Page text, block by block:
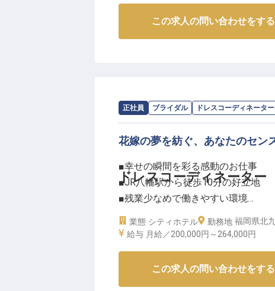
スコーディネーターを募集してい
望に沿ったプランニングまで、感
ブライダル業界に興味のある方、
当ホテルでは、ビジネスマナーやホ
ラムをご用意！英語研修もあるので
す！
福利厚生も充実しており、ベネフ
ございます！シフト制なので、プラ
素敵な仲間と共に、お客様の大切な
感性を活かしてみませんか？
※2025年09月08日時点の情報です
この求人の問い合わせをする
正社員 ブライダル ドレスコーディネーター
ドレスコーディネーター
求人情報：千草ホテル のドレスコーディ
花嫁の夢を紡ぐ、あなたのセン
■幸せの瞬間を彩る感動のお仕事
■JR八幡駅から徒歩10分の好立地
■残業少なめで働きやすい環境
■育休取得実績あり！長く働ける職場
結婚式という人生の晴れ舞台で、
業態 シティホテル 勤務地 福岡県北
給与 月給／200,000円～ 264,000円
この求人の問い合わせをする